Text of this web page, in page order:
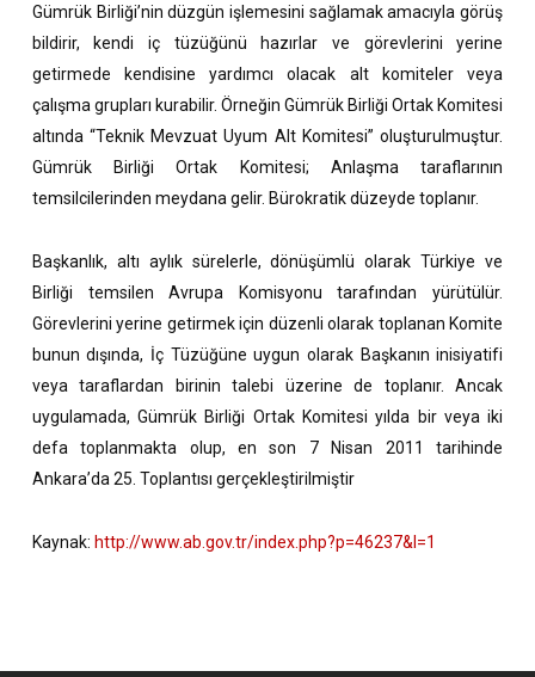
Gümrük Birliği’nin düzgün işlemesini sağlamak amacıyla görüş
bildirir, kendi iç tüzüğünü hazırlar ve görevlerini yerine
getirmede kendisine yardımcı olacak alt komiteler veya
çalışma grupları kurabilir. Örneğin Gümrük Birliği Ortak Komitesi
altında “Teknik Mevzuat Uyum Alt Komitesi” oluşturulmuştur.
Gümrük Birliği Ortak Komitesi; Anlaşma taraflarının
temsilcilerinden meydana gelir. Bürokratik düzeyde toplanır.
Başkanlık, altı aylık sürelerle, dönüşümlü olarak Türkiye ve
Birliği temsilen Avrupa Komisyonu tarafından yürütülür.
Görevlerini yerine getirmek için düzenli olarak toplanan Komite
bunun dışında, İç Tüzüğüne uygun olarak Başkanın inisiyatifi
veya taraflardan birinin talebi üzerine de toplanır. Ancak
uygulamada, Gümrük Birliği Ortak Komitesi yılda bir veya iki
defa toplanmakta olup, en son 7 Nisan 2011 tarihinde
Ankara’da 25. Toplantısı gerçekleştirilmiştir
Kaynak: http://www.ab.gov.tr/index.php?p=46237&l=1